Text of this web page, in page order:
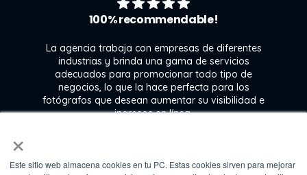
×
Este sitio web almacena cookies en tu PC. Estas cookies sirven para mejorar
100% recommendable!
La agencia trabaja con empresas de diferentes
industrias y brinda una gama de servicios
adecuados para promocionar todo tipo de
negocios, lo que la hace perfecta para los
fotógrafos que desean aumentar su visibilidad e
ingresos en línea.
Kate Gross